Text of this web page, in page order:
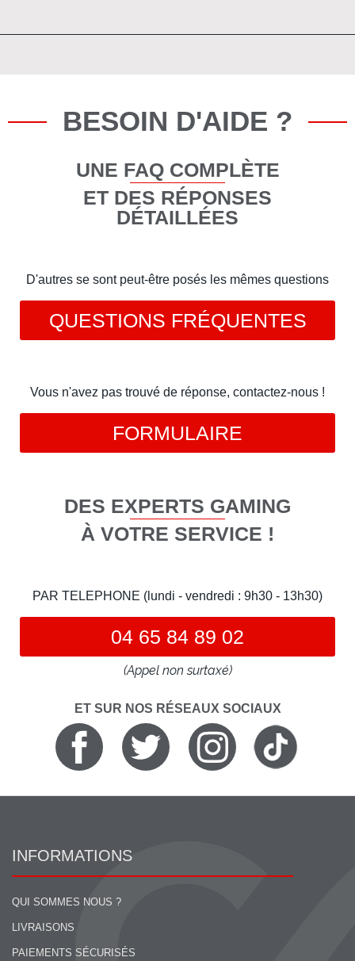
BESOIN D'AIDE ?
UNE FAQ COMPLÈTE
ET DES RÉPONSES
DÉTAILLÉES
D'autres se sont peut-être posés les mêmes questions
QUESTIONS FRÉQUENTES
Vous n'avez pas trouvé de réponse, contactez-nous !
FORMULAIRE
DES EXPERTS GAMING
À VOTRE SERVICE !
PAR TELEPHONE (lundi - vendredi : 9h30 - 13h30)
04 65 84 89 02
(Appel non surtaxé)
ET SUR NOS RÉSEAUX SOCIAUX
INFORMATIONS
QUI SOMMES NOUS ?
LIVRAISONS
PAIEMENTS SÉCURISÉS